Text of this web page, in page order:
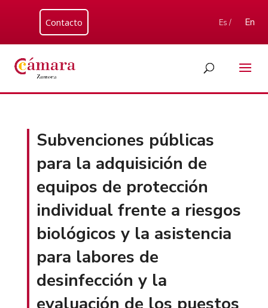
Contacto Es / En
Subvenciones públicas
para la adquisición de
equipos de protección
individual frente a riesgos
biológicos y la asistencia
para labores de
desinfección y la